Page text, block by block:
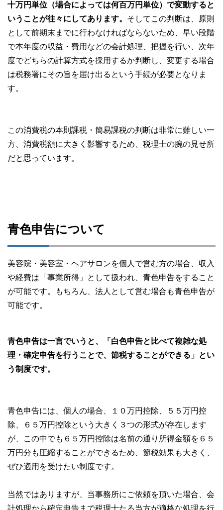
十万円単位（場合によっては何百万円単位）で変動すると
いうことが往々にしてあります。 そしてこの判断は、原則
として前期末までに行わなければならないため、早い段階
で本年度の収益・費用などの会計処理、把握を行い、次年
度でどちらの計算方式を採用するか判断し、変更する場合
は税務署にその旨を届け出るという手続が必要となりま
す。
この消費税の本則課税・簡易課税の判断は非常に難しい一
方、消費税額に大きく影響するため、税理士の腕の見せ所
だと思っています。
青色申告について
美容院・美容室・ヘアサロンを個人で営む方の場合、収入
や経費は「事業所得」として扱われ、青色申告をすること
が可能です。もちろん、法人として営む場合も青色申告が
可能です。
青色申告は一言でいうと、「白色申告と比べて複雑な処
理・確定申告を行うことで、節税することができる」とい
う制度です。
青色申告には、個人の場合、１０万円控除、５５万円控
除、６５万円控除という大きく３つの形式が存在します
が、この中でも６５万円控除は名前の通り所得金額を６５
万円分も圧縮することができるため、節税効果も大きく、
ぜひ適用を受けたい制度です。
当然ではありますが、当事務所にご依頼を頂いた場合、会